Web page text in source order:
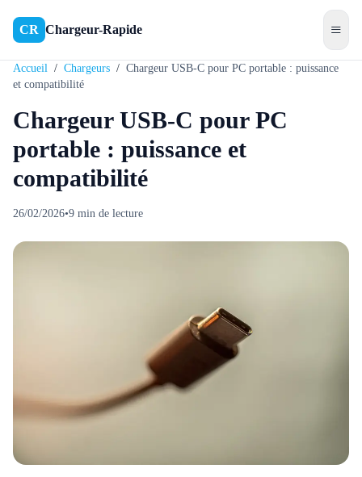
CR Chargeur-Rapide ≡
Accueil / Chargeurs / Chargeur USB-C pour PC portable : puissance
et compatibilité
Chargeur USB-C pour PC
portable : puissance et
compatibilité
26/02/2026•9 min de lecture